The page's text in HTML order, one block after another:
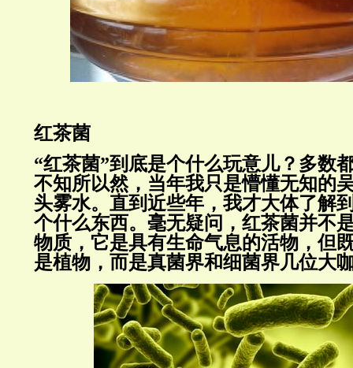
红茶菌
“红茶菌”到底是个什么玩意儿？多数
不知所以然，当年我只是懵懂无知的
头雾水。直到近些年，我才大体了解
个什么东西。毫无疑问，红茶菌并不
物质，它是具有生命气息的活物，但
是植物，而是真菌界和细菌界几位大